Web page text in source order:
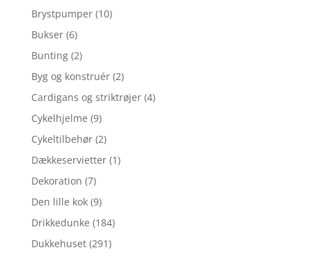
Brystpumper (10)
Bukser (6)
Bunting (2)
Byg og konstruér (2)
Cardigans og striktrøjer (4)
Cykelhjelme (9)
Cykeltilbehør (2)
Dækkeservietter (1)
Dekoration (7)
Den lille kok (9)
Drikkedunke (184)
Dukkehuset (291)